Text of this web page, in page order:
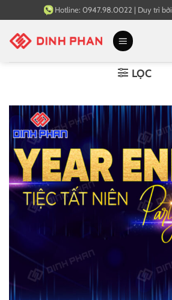
qua
nội
Hotline: 0947.98.0022 | Duy trì bởi
LỌC